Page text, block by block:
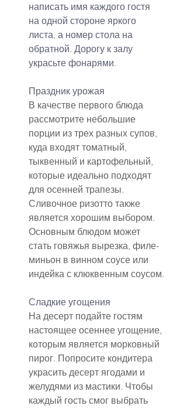
написать имя каждого гостя
на одной стороне яркого
листа, а номер стола на
обратной. Дорогу к залу
украсьте фонарями.
Праздник урожая
В качестве первого блюда
рассмотрите небольшие
порции из трех разных супов,
куда входят томатный,
тыквенный и картофельный,
которые идеально подходят
для осенней трапезы.
Сливочное ризотто также
является хорошим выбором.
Основным блюдом может
стать говяжья вырезка, филе-
миньон в винном соусе или
индейка с клюквенным соусом.
Сладкие угощения
На десерт подайте гостям
настоящее осеннее угощение,
которым является морковный
пирог. Попросите кондитера
украсить десерт ягодами и
желудями из мастики. Чтобы
каждый гость смог выбрать